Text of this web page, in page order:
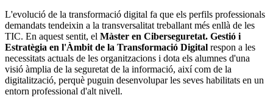
L'evolució de la transformació digital fa que els perfils professionals
demandats tendeixin a la transversalitat treballant més enllà de les
TIC. En aquest sentit, el Màster en Ciberseguretat. Gestió i
Estratègia en l'Àmbit de la Transformació Digital respon a les
necessitats actuals de les organitzacions i dota els alumnes d'una
visió àmplia de la seguretat de la informació, així com de la
digitalització, perquè puguin desenvolupar les seves habilitats en un
entorn professional d'alt nivell.